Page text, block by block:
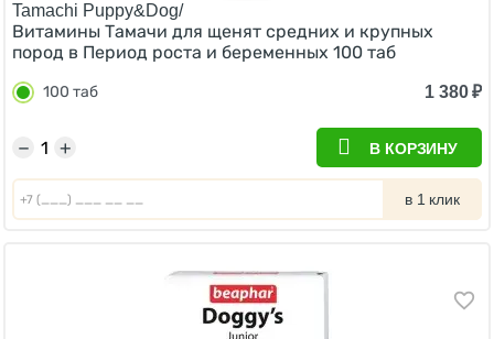
Tamachi Puppy&Dog/
Витамины Тамачи для щенят средних и крупных
пород в Период роста и беременных 100 таб
100 таб 1 380₽
+
− В КОРЗИНУ
в 1 клик